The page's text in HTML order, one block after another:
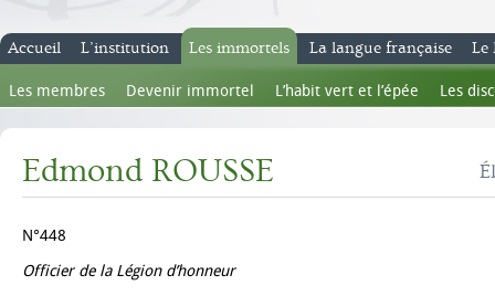
Accueil L’institution Les immortels
Les membres Devenir immortel L’habit vert et l’épée Les
La langue française Le
Edmond ROUSSE
N°448
Officier de la Légion d’honneur